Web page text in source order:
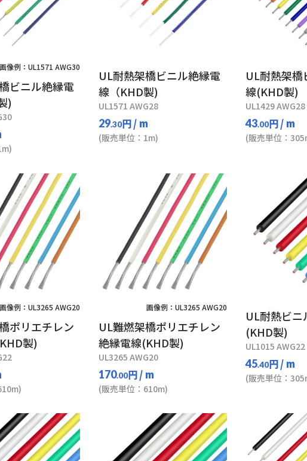
画像例：UL1571 AWG30
ビニル絶縁電
)
UL耐熱架橋ビニル絶縁電
線（KHD製)
UL1571 AWG28
29.30円/ m
(販売単位：1m)
UL耐熱架橋
線(KHD製)
UL1429 AWG28
43.00円/ m
(販売単位：
画像例：UL3265 AWG20
ポリエチレン
製)
画像例：UL3265 AWG20
UL難燃架橋ポリエチレン
絶縁電線(KHD製)
UL3265 AWG20
170.00円/ m
(販売単位：610m)
UL耐熱ビニ
(KHD製)
UL1015 AWG22
45.40円/ m
(販売単位：